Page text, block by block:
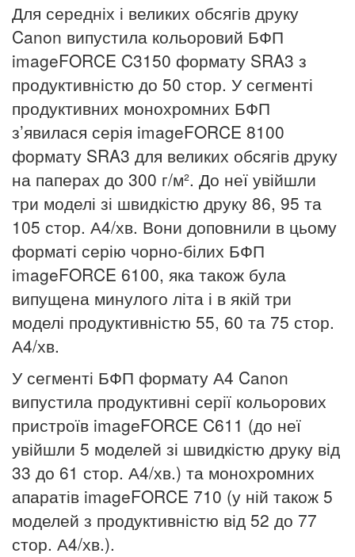
Для середніх і великих обсягів друку
Canon випустила кольоровий БФП
imageFORCE C3150 формату SRA3 з
продуктивністю до 50 стор. У сегменті
продуктивних монохромних БФП
з’явилася серія imageFORCE 8100
формату SRA3 для великих обсягів друку
на паперах до 300 г/м². До неї увійшли
три моделі зі швидкістю друку 86, 95 та
105 стор. А4/хв. Вони доповнили в цьому
форматі серію чорно-білих БФП
imageFORCE 6100, яка також була
випущена минулого літа і в якій три
моделі продуктивністю 55, 60 та 75 стор.
А4/хв.
У сегменті БФП формату А4 Canon
випустила продуктивні серії кольорових
пристроїв imageFORCE C611 (до неї
увійшли 5 моделей зі швидкістю друку від
33 до 61 стор. А4/хв.) та монохромних
апаратів imageFORCE 710 (у ній також 5
моделей з продуктивністю від 52 до 77
стор. А4/хв.).